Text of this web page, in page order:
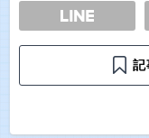
TWEET
記